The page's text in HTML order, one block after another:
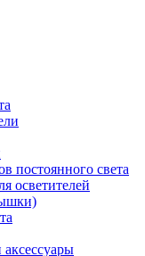
постоянного света
осветителей